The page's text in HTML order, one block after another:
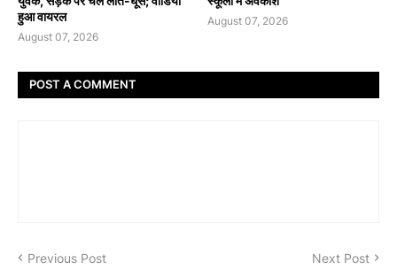
हुआ वायरल
August 07, 2026
August 07, 2026
POST A COMMENT
Previous Post Next Post